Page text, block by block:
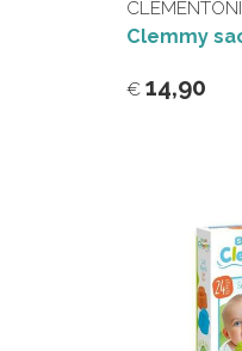
CLEMENTONI
€ 14,90